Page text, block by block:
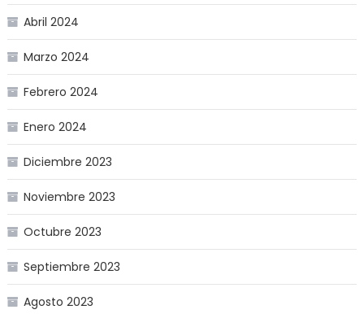
Abril 2024
Marzo 2024
Febrero 2024
Enero 2024
Diciembre 2023
Noviembre 2023
Octubre 2023
Septiembre 2023
Agosto 2023